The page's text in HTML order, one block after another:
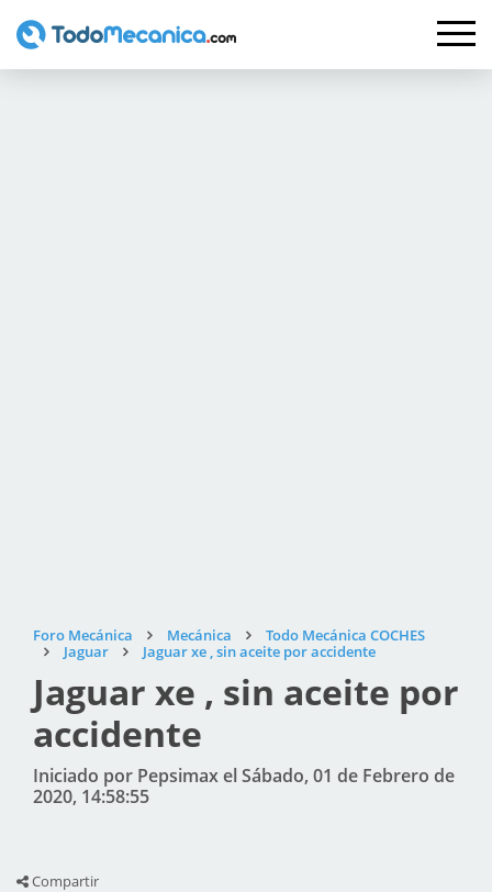
Foro Mecánica Mecánica
Todo Mecánica COCHES
Jaguar
Jaguar xe , sin aceite por accidente
Jaguar xe , sin aceite por
accidente
Iniciado por Pepsimax el Sábado, 01 de Febrero de
2020, 14:58:55
Compartir